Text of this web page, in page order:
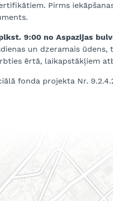
Pirms
9:00 no Aspazijas
un dzeramais
ērtā, laikapstākļiem
fonda projekta Nr.